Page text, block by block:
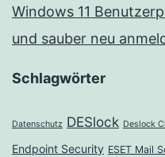
Windows 11
und sauber neu
Schlagwörter
Datenschutz DESlock Deslock
Endpoint Security ESET Mail